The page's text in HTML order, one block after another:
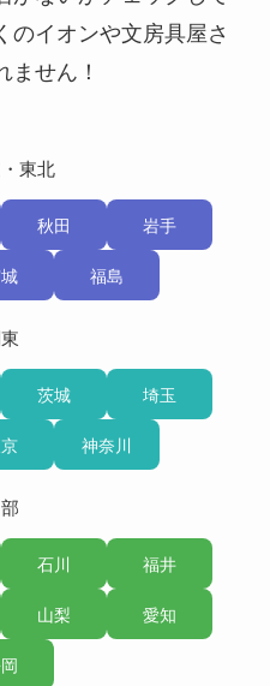
のイオンや文房具屋さ
ません！
東北
秋田 岩手
福島
茨城 埼玉
神奈川
石川 福井
山梨 愛知